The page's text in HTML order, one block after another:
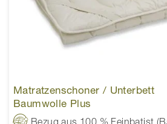
Matratzenschoner / Unterbett
Baumwolle Plus
Bezug aus 100 % Feinbatist